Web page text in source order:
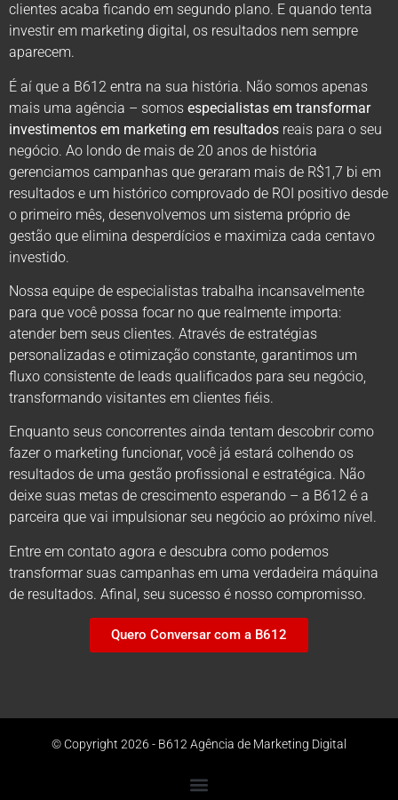
clientes acaba ficando em segundo plano. E quando tenta
investir em marketing digital, os resultados nem sempre
aparecem.
É aí que a B612 entra na sua história. Não somos apenas
mais uma agência – somos especialistas em transformar
investimentos em marketing em resultados reais para o seu
negócio. Ao londo de mais de 20 anos de história
gerenciamos campanhas que geraram mais de R$1,7 bi em
resultados e um histórico comprovado de ROI positivo desde
o primeiro mês, desenvolvemos um sistema próprio de
gestão que elimina desperdícios e maximiza cada centavo
investido.
Nossa equipe de especialistas trabalha incansavelmente
para que você possa focar no que realmente importa:
atender bem seus clientes. Através de estratégias
personalizadas e otimização constante, garantimos um
fluxo consistente de leads qualificados para seu negócio,
transformando visitantes em clientes fiéis.
Enquanto seus concorrentes ainda tentam descobrir como
fazer o marketing funcionar, você já estará colhendo os
resultados de uma gestão profissional e estratégica. Não
deixe suas metas de crescimento esperando – a B612 é a
parceira que vai impulsionar seu negócio ao próximo nível.
Entre em contato agora e descubra como podemos
transformar suas campanhas em uma verdadeira máquina
de resultados. Afinal, seu sucesso é nosso compromisso.
Quero Conversar com a B612
© Copyright 2026 - B612 Agência de Marketing Digital